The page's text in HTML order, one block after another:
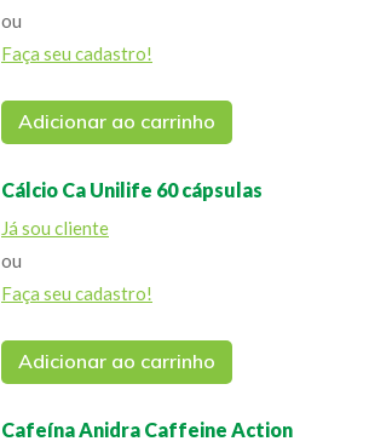
ou
Faça seu cadastro!
Adicionar ao carrinho
Cálcio Ca Unilife 60 cápsulas
Já sou cliente
ou
Faça seu cadastro!
Adicionar ao carrinho
Cafeína Anidra Caffeine Action